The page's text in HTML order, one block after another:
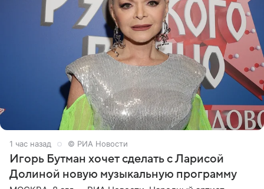
1 час назад © РИА Новости
Игорь Бутман хочет сделать с Ларисой
Долиной новую музыкальную программу